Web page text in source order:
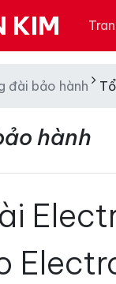
KIM
đài bảo hành
hành